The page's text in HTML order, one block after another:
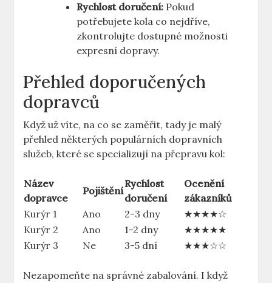
Rychlost doručení: Pokud
potřebujete kola co nejdříve,
zkontrolujte dostupné možnosti
expresní dopravy.
Přehled doporučených
dopravců
Když už víte, na co se zaměřit, tady je malý
přehled některých populárních dopravních
služeb, které se specializují na přepravu kol:
Název
dopravce
Pojištění
Rychlost
doručení
Ocenění
zákazníků
Kurýr 1
Ano 2-3 dny
★★★★☆
Kurýr 2
Ano 1-2 dny
★★★★★
Kurýr 3
Ne 3-5 dní ★★★☆☆
Nezapomeňte na správné zabalování. I když